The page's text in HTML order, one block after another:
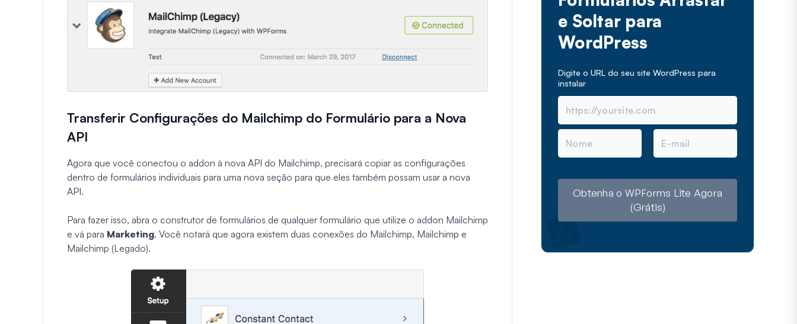
Transferir Configurações do Mailchimp do Formulário para a Nova
API
Agora que você conectou o addon à nova API do Mailchimp, precisará copiar as configurações
dentro de formulários individuais para uma nova seção para que eles também possam usar a nova
API.
Para fazer isso, abra o construtor de formulários de qualquer formulário que utilize o addon Mailchimp
e vá para Marketing. Você notará que agora existem duas conexões do Mailchimp, Mailchimp e
Mailchimp (Legado).
e Soltar para
WordPress
Digite o URL do seu site WordPress para
instalar
N
m
E
m
Obtenha o WPForms Lite Agora
(Grátis)